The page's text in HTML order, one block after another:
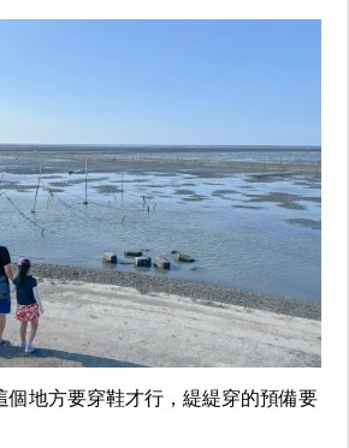
個地方要穿鞋才行，緹緹穿的預備要